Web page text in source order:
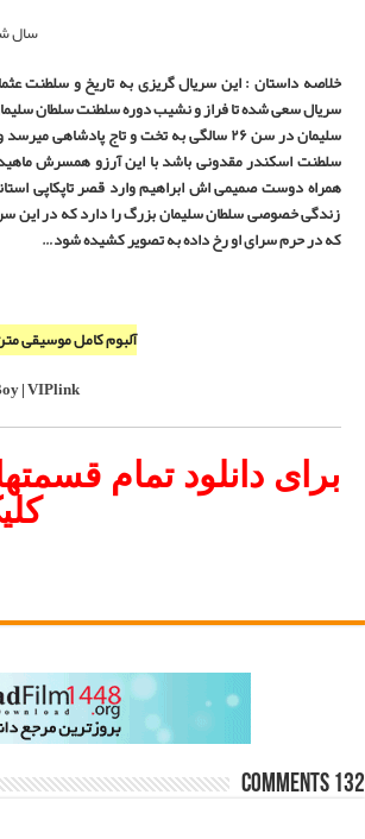
سال
خلاصه داستان: این سریال گریزی به تاریخ و سلطنت
سریال سعی شده تا فراز و نشیب دوره سلطنت سلطان
سلیمان در سن۲۶سالگی به تخت و تاج پادشاهی میرسد
سلطنت اسکندر مقدونی باشد با این آرزو همسرش
همراه دوست صمیمی اش ابراهیم وارد قصر تاپکاپی
زندگی خصوصی سلطان سلیمان بزرگ را دارد که در این
که در حرم سرای او رخ داده به تصویر کشیده شود…
آلبوم کامل موسیقی
|VIPlink
132 comments